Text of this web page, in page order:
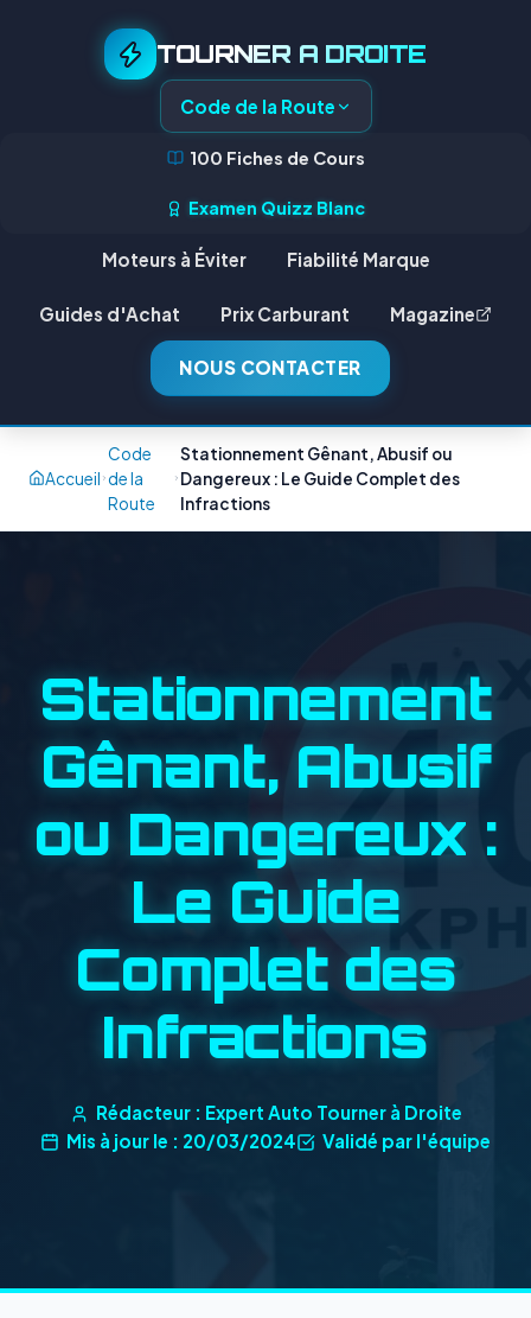
TOURNER A DROITE
Code de la Route
100 Fiches de Cours
Examen Quizz Blanc
Moteurs à Éviter Fiabilité Marque
Guides d'Achat Prix Carburant Magazine
NOUS CONTACTER
Accueil
Code
de la
Route
Stationnement Gênant, Abusif ou
Dangereux : Le Guide Complet des
Infractions
Stationnement
Gênant, Abusif
ou Dangereux :
Le Guide
Complet des
Infractions
Rédacteur : Expert Auto Tourner à Droite
Mis à jour le : 20/03/2024
Validé par l'équipe